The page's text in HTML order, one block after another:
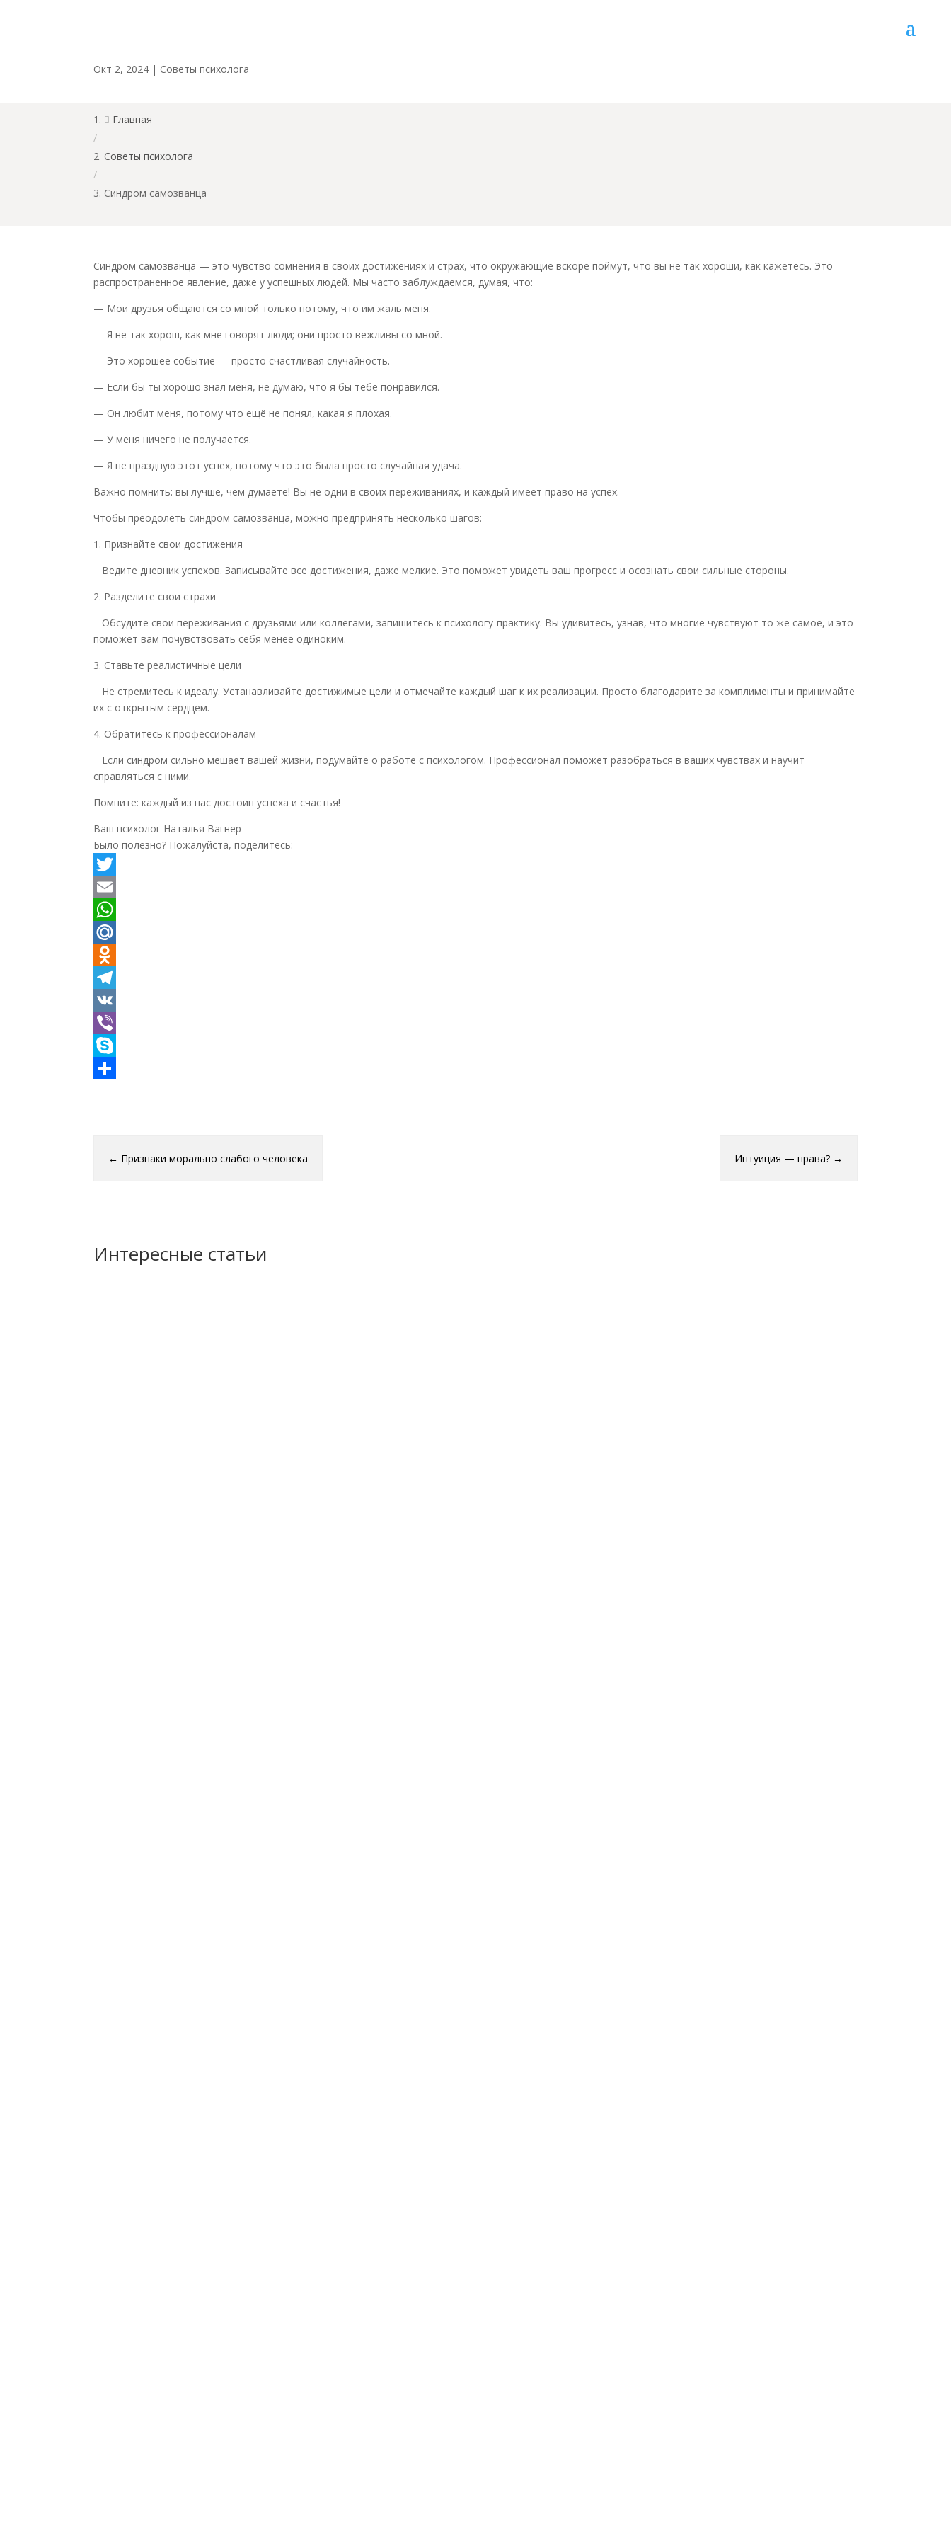
Окт 2, 2024 | Советы психолога
 Главная
/
Советы психолога
/
Синдром самозванца
Синдром самозванца — это чувство сомнения в своих достижениях и страх, что окружающие вскоре поймут, что вы не так хороши, как кажетесь. Это
распространенное явление, даже у успешных людей. Мы часто заблуждаемся, думая, что:
— Мои друзья общаются со мной только потому, что им жаль меня.
— Я не так хорош, как мне говорят люди; они просто вежливы со мной.
— Это хорошее событие — просто счастливая случайность.
— Если бы ты хорошо знал меня, не думаю, что я бы тебе понравился.
— Он любит меня, потому что ещё не понял, какая я плохая.
— У меня ничего не получается.
— Я не праздную этот успех, потому что это была просто случайная удача.
Важно помнить: вы лучше, чем думаете! Вы не одни в своих переживаниях, и каждый имеет право на успех.
Чтобы преодолеть синдром самозванца, можно предпринять несколько шагов:
1. Признайте свои достижения
Ведите дневник успехов. Записывайте все достижения, даже мелкие. Это поможет увидеть ваш прогресс и осознать свои сильные стороны.
2. Разделите свои страхи
Обсудите свои переживания с друзьями или коллегами, запишитесь к психологу-практику. Вы удивитесь, узнав, что многие чувствуют то же самое, и это
поможет вам почувствовать себя менее одиноким.
3. Ставьте реалистичные цели
Не стремитесь к идеалу. Устанавливайте достижимые цели и отмечайте каждый шаг к их реализации. Просто благодарите за комплименты и принимайте
их с открытым сердцем.
4. Обратитесь к профессионалам
Если синдром сильно мешает вашей жизни, подумайте о работе с психологом. Профессионал поможет разобраться в ваших чувствах и научит
справляться с ними.
Помните: каждый из нас достоин успеха и счастья!
Ваш психолог Наталья Вагнер
Было полезно? Пожалуйста, поделитесь:
Twitter
Email
WhatsApp
Mail.Ru
Odnoklassniki
Telegram
VK
Viber
Skype
← Признаки морально слабого человека Интуиция — права? →
Интересные статьи